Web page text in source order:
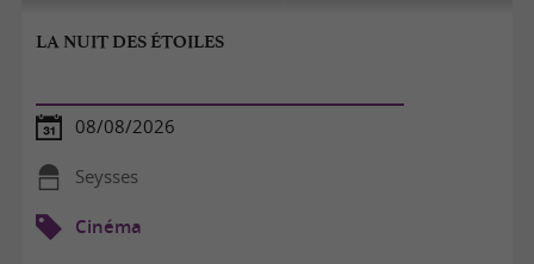
LA NUIT DES ÉTOILES
08/08/2026
Seysses
Cinéma